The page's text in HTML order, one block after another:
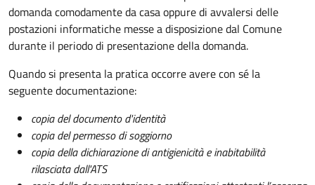
domanda comodamente da casa oppure di avvalersi delle
postazioni informatiche messe a disposizione dal Comune
durante il periodo di presentazione della domanda.
Quando si presenta la pratica occorre avere con sé la
seguente documentazione:
copia del documento d'identità
copia del permesso di soggiorno
copia della dichiarazione di antigienicità e inabitabilità
rilasciata dall'ATS